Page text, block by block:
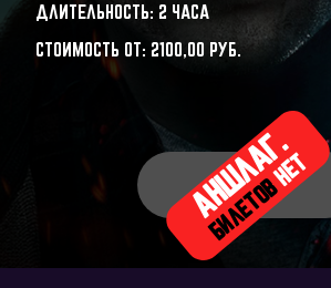
ДЛИТЕЛЬНОСТЬ: 2 ЧАСА
СТОИМОСТЬ ОТ: 2100,00 РУБ.
АНШЛАГ.
БИЛЕТОВ
НЕТ